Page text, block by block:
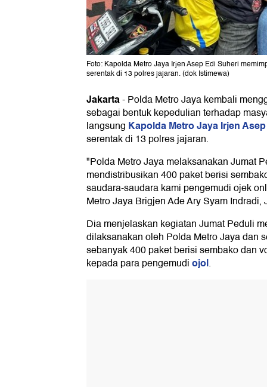
Foto: Kapolda Metro Jaya Irjen Asep Edi Suheri
serentak di 13 polres jajaran. (dok Istimewa)
Jakarta-Polda Metro Jaya kembali
sebagai bentuk kepedulian terhadap
langsung Kapolda Metro Jaya Irjen
serentak di 13 polres jajaran.
"Polda Metro Jaya melaksanakan Jumat
mendistribusikan 400 paket berisi
saudara-saudara kami pengemudi ojek
Metro Jaya Brigjen Ade Ary Syam Indradi,
Dia menjelaskan kegiatan Jumat Peduli
dilaksanakan oleh Polda Metro Jaya dan
sebanyak 400 paket berisi sembako dan
kepada para pengemudiojol.